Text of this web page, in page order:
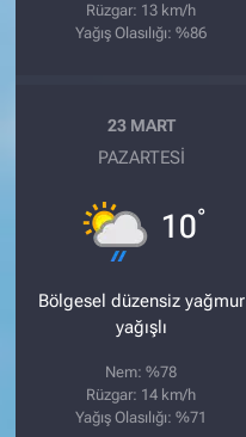
Rüzgar: 13 km/h
Yağış Olasılığı: %86
23 MART
PAZARTESI
10°
Bölgesel düzensiz yağmur
yağışlı
Nem: %78
Rüzgar: 14 km/h
Yağış Olasılığı: %71